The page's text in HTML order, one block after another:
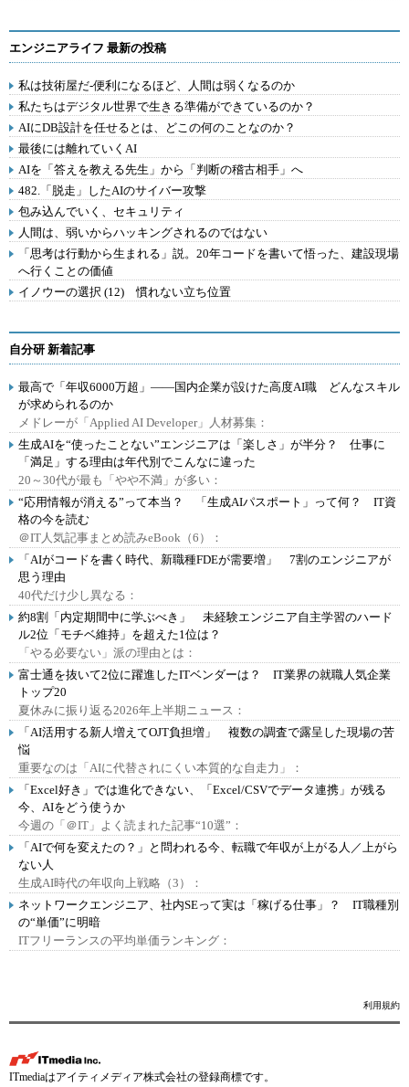
エンジニアライフ 最新の投稿
私は技術屋だ-便利になるほど、人間は弱くなるのか
私たちはデジタル世界で生きる準備ができているのか？
AIにDB設計を任せるとは、どこの何のことなのか？
最後には離れていくAI
AIを「答えを教える先生」から「判断の稽古相手」へ
482.「脱走」したAIのサイバー攻撃
包み込んでいく、セキュリティ
人間は、弱いからハッキングされるのではない
「思考は行動から生まれる」説。20年コードを書いて悟った、建設現場
へ行くことの価値
イノウーの選択 (12) 慣れない立ち位置
自分研 新着記事
最高で「年収6000万超」――国内企業が設けた高度AI職 どんなスキル
が求められるのか
メドレーが「Applied AI Developer」人材募集：
生成AIを“使ったことない”エンジニアは「楽しさ」が半分？ 仕事に
「満足」する理由は年代別でこんなに違った
20～30代が最も「やや不満」が多い：
“応用情報が消える”って本当？ 「生成AIパスポート」って何？ IT資
格の今を読む
＠IT人気記事まとめ読みeBook（6）：
「AIがコードを書く時代、新職種FDEが需要増」 7割のエンジニアが
思う理由
40代だけ少し異なる：
約8割「内定期間中に学ぶべき」 未経験エンジニア自主学習のハード
ル2位「モチベ維持」を超えた1位は？
「やる必要ない」派の理由とは：
富士通を抜いて2位に躍進したITベンダーは？ IT業界の就職人気企業
トップ20
夏休みに振り返る2026年上半期ニュース：
「AI活用する新人増えてOJT負担増」 複数の調査で露呈した現場の苦
悩
重要なのは「AIに代替されにくい本質的な自走力」：
「Excel好き」では進化できない、「Excel/CSVでデータ連携」が残る
今、AIをどう使うか
今週の「＠IT」よく読まれた記事“10選”：
「AIで何を変えたの？」と問われる今、転職で年収が上がる人／上がら
ない人
生成AI時代の年収向上戦略（3）：
ネットワークエンジニア、社内SEって実は「稼げる仕事」？ IT職種別
の“単価”に明暗
ITフリーランスの平均単価ランキング：
利用規約
ITmediaはアイティメディア株式会社の登録商標です。